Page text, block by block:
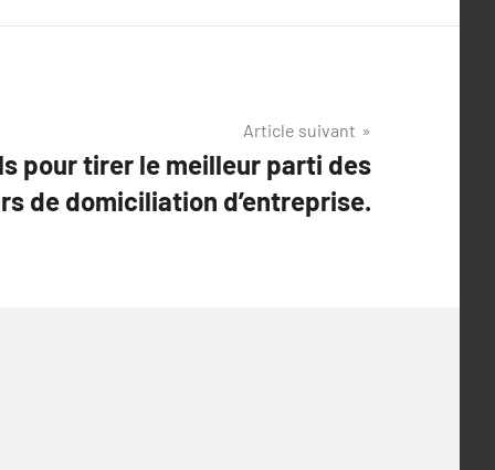
Article suivant
pour tirer le meilleur parti des
de domiciliation d’entreprise.